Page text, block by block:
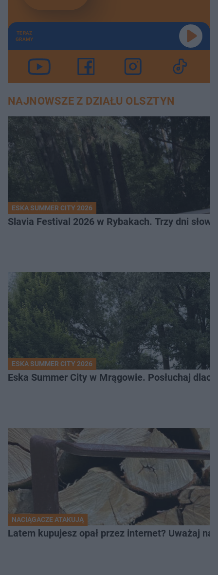
TERAZ
GRAMY
NAJNOWSZE Z DZIAŁU OLSZTYN
ESKA SUMMER CITY 2026
Slavia Festival 2026 w Rybakach. Trzy dni
ESKA SUMMER CITY 2026
Eska Summer City w Mrągowie. Posłuchaj
NACIĄGACZE ATAKUJĄ
Latem kupujesz opał przez internet? Uważaj na